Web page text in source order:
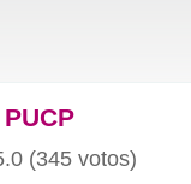
(345 votos)